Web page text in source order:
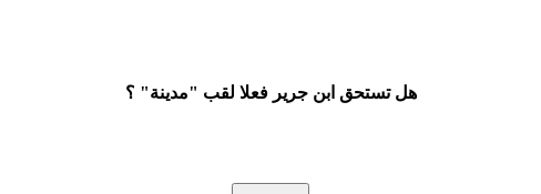
هل تستحق ابن جرير فعلا لقب "مدينة" ؟